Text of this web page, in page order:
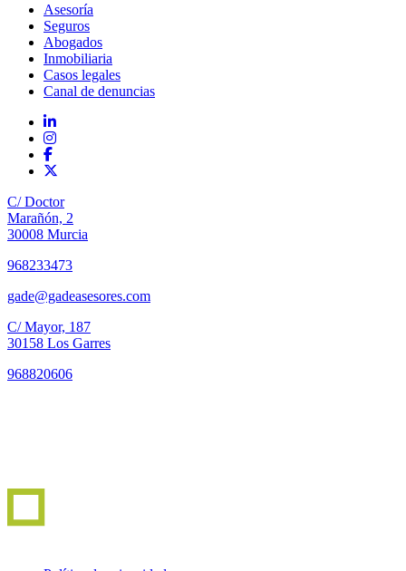
Asesoría
Seguros
Abogados
Inmobiliaria
Casos legales
Canal de denuncias
C/ Doctor
Marañón, 2
30008 Murcia
968233473
gade@gadeasesores.com
C/ Mayor, 187
30158 Los Garres
968820606